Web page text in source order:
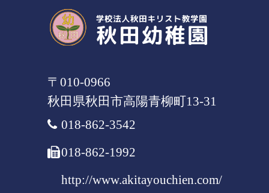
〒010-0966
秋田県秋田市高陽青柳町13-31
018-862-3542
018-862-1992
http://www.akitayouchien.com/